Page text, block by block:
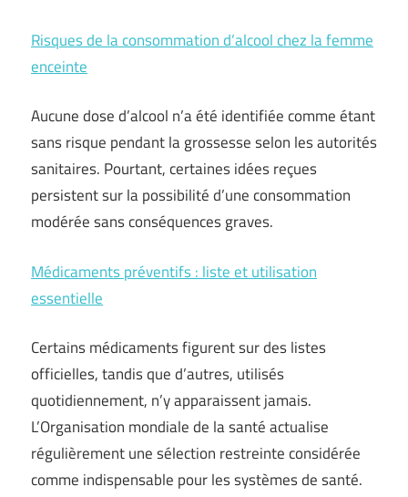
Risques de la consommation d’alcool chez la femme
enceinte
Aucune dose d’alcool n’a été identifiée comme étant
sans risque pendant la grossesse selon les autorités
sanitaires. Pourtant, certaines idées reçues
persistent sur la possibilité d’une consommation
modérée sans conséquences graves.
Médicaments préventifs : liste et utilisation
essentielle
Certains médicaments figurent sur des listes
officielles, tandis que d’autres, utilisés
quotidiennement, n’y apparaissent jamais.
L’Organisation mondiale de la santé actualise
régulièrement une sélection restreinte considérée
comme indispensable pour les systèmes de santé.